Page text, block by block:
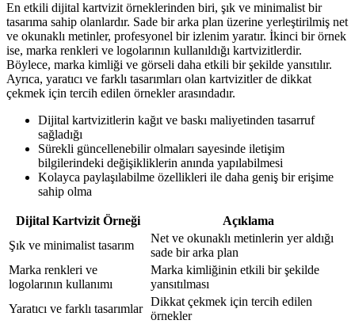
En etkili dijital kartvizit örneklerinden biri, şık ve minimalist bir
tasarıma sahip olanlardır. Sade bir arka plan üzerine yerleştirilmiş net
ve okunaklı metinler, profesyonel bir izlenim yaratır. İkinci bir örnek
ise, marka renkleri ve logolarının kullanıldığı kartvizitlerdir.
Böylece, marka kimliği ve görseli daha etkili bir şekilde yansıtılır.
Ayrıca, yaratıcı ve farklı tasarımları olan kartvizitler de dikkat
çekmek için tercih edilen örnekler arasındadır.
Dijital kartvizitlerin kağıt ve baskı maliyetinden tasarruf
sağladığı
Sürekli güncellenebilir olmaları sayesinde iletişim
bilgilerindeki değişikliklerin anında yapılabilmesi
Kolayca paylaşılabilme özellikleri ile daha geniş bir erişime
sahip olma
Dijital Kartvizit Örneği
Açıklama
Şık ve minimalist tasarım
Net ve okunaklı metinlerin yer aldığı
sade bir arka plan
Marka renkleri ve
logolarının kullanımı
Marka kimliğinin etkili bir şekilde
yansıtılması
Yaratıcı ve farklı tasarımlar
Dikkat çekmek için tercih edilen
örnekler